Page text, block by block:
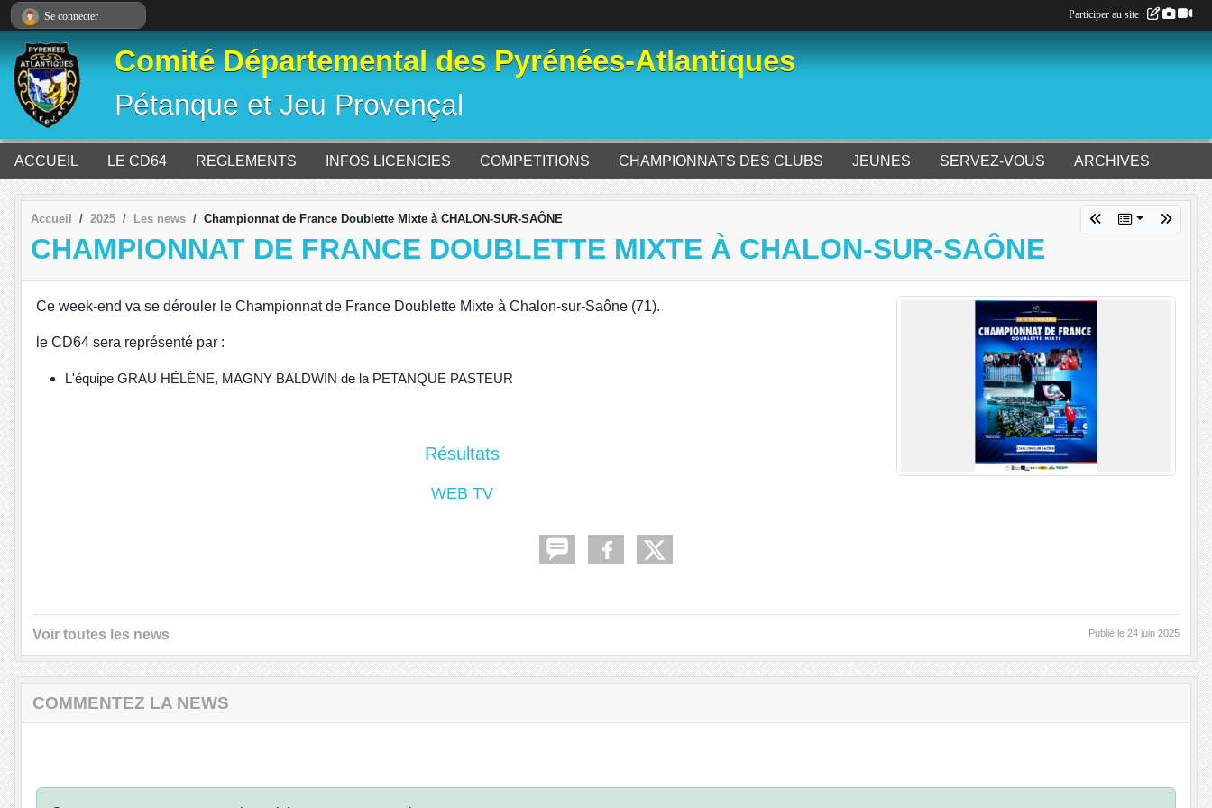
Comité Départemental des Pyrénées-Atlantiques
Pétanque et Jeu Provençal
ACCUEIL LE CD64 REGLEMENTS INFOS LICENCIES COMPETITIONS CHAMPIONNATS DES CLUBS JEUNES SERVEZ-VOUS ARCHIVES
Accueil 2025 Les news Championnat de France Doublette Mixte à CHALON-SUR-SAÔNE
CHAMPIONNAT DE FRANCE DOUBLETTE MIXTE À CHALON-SUR-SAÔNE
Ce week-end va se dérouler le Championnat de France Doublette Mixte à Chalon-sur-Saône (71).
le CD64 sera représenté par :
L'équipe GRAU HÉLÈNE, MAGNY BALDWIN de la PETANQUE PASTEUR
Résultats
WEB TV
Voir toutes les news Publié le 24 juin 2025
COMMENTEZ LA NEWS
Se connecter Participer au site :
Panneau de gestion des cookies